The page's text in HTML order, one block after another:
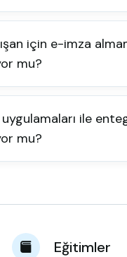
için e-imza
mu?
ile
mu?
Eğitimler